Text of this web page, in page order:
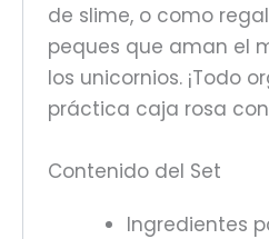
de slime, o como
peques que aman el
los unicornios. ¡Todo
práctica caja rosa
Contenido del Set
Ingredientes